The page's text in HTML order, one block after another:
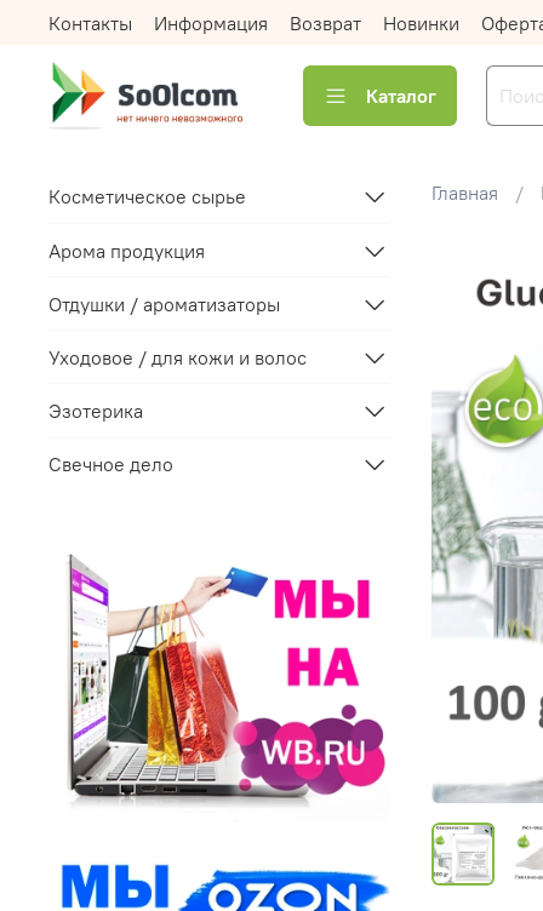
Контакты Информация Возврат Новинки
Каталог
Главная
Косметическое сырье
Арома продукция
Отдушки / ароматизаторы
Уходовое / для кожи и волос
Эзотерика
Свечное дело